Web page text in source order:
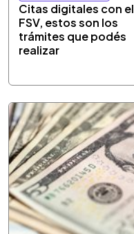
Citas digitales con el
FSV, estos son los
trámites que podés
realizar